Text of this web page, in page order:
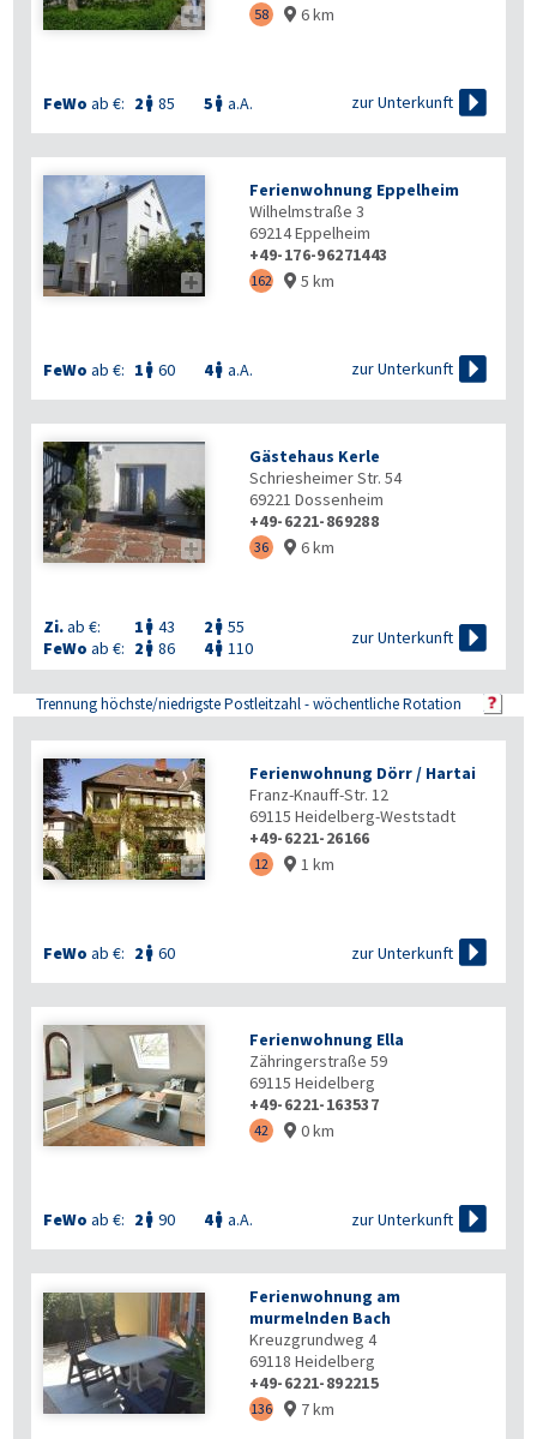
 58  6 km
FeWo ab €: 2  85 5  a.A. zur Unterkunft 

Ferienwohnung Eppelheim
Wilhelmstraße 3
69214Eppelheim
+49-176-96271443
162  5 km
FeWo ab €: 1  60 4 a.A. zur Unterkunft 

Gästehaus Kerle
Schriesheimer Str. 54
69221 Dossenheim
+49-6221-869288
36  6 km
Zi.ab €: 1  43 2  55
FeWo ab €: 2  86 4 110
zur Unterkunft 
Trennung höchste/niedrigste Postleitzahl - wöchentliche Rotation

Ferienwohnung Dörr / Hartai
Franz-Knauff-Str. 12
69115 Heidelberg-Weststadt
+49-6221-26166
12  1 km
FeWo ab €: 2  60 zur Unterkunft 
Ferienwohnung Ella
Zähringerstraße 59
69115 Heidelberg
+49-6221-163537
42  0 km
FeWo ab €: 2  90 4 a.A. zur Unterkunft 
Ferienwohnung am
murmelnden Bach
Kreuzgrundweg 4
69118 Heidelberg
+49-6221-892215
136  7 km